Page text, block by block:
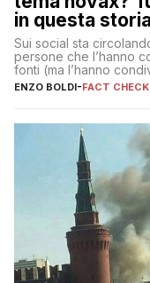
in questa
Sui social sta
persone che l’hanno
fonti (ma l’hanno
ENZO BOLDI-FACT